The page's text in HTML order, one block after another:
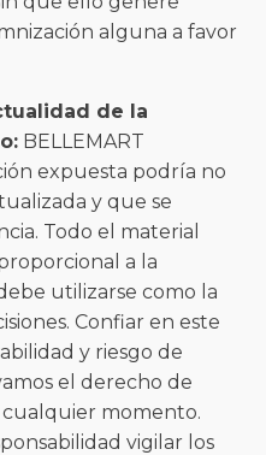
alguna a favor
de la
BELLEMART
expuesta podría no
y que se
Todo el material
a la
utilizarse como la
Confiar en este
y riesgo de
el derecho de
momento.
vigilar los